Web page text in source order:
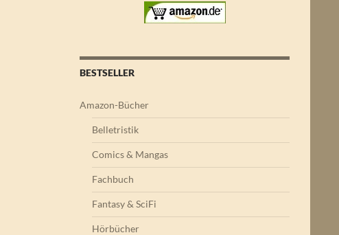
BESTSELLER
Amazon-Bücher
Belletristik
Comics & Mangas
Fachbuch
Fantasy & SciFi
Hörbücher